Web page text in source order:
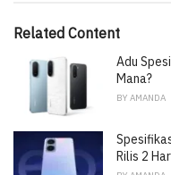
iRelated Content
Adu
Mana?
BY AMANDA
Rilis 2